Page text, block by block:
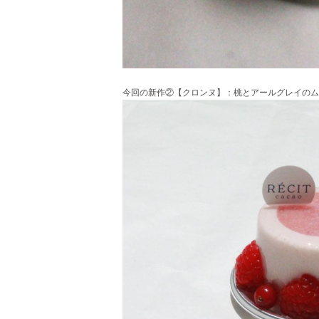
今回の新作②【クロンヌ】：桃とアールグレイの